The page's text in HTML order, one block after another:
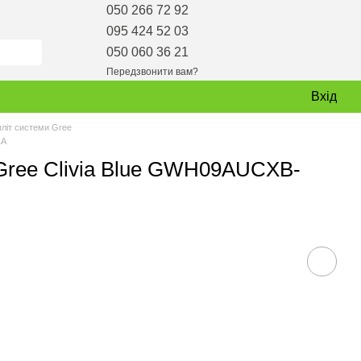
050 266 72 92
095 424 52 03
050 060 36 21
Передзвонити вам?
Вхід
системи Gree
Clivia Blue GWH09AUCXB-